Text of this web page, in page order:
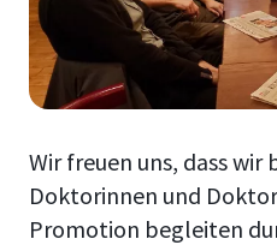
Wir freuen uns, dass wir
Doktorinnen und
Promotion begleiten